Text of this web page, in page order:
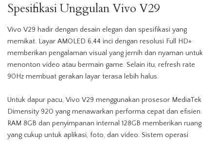
Spesifikasi Unggulan Vivo V29
Vivo V29 hadir dengan desain elegan dan spesifikasi yang
memikat. Layar AMOLED 6,44 inci dengan resolusi Full HD+
memberikan pengalaman visual yang jernih dan nyaman untuk
menonton video atau bermain game. Selain itu, refresh rate
90Hz membuat gerakan layar terasa lebih halus.
Untuk dapur pacu, Vivo V29 menggunakan prosesor MediaTek
Dimensity 920 yang menawarkan performa cepat dan efisien.
RAM 8GB dan penyimpanan internal 128GB memberikan ruang
yang cukup untuk aplikasi, foto, dan video. Sistem operasi